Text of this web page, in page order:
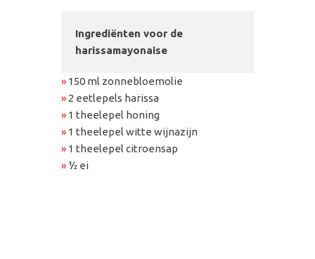
Ingrediënten voor de
harissamayonaise
» 150 ml zonnebloemolie
» 2 eetlepels harissa
» 1 theelepel honing
» 1 theelepel witte wijnazijn
» 1 theelepel citroensap
» ½ ei